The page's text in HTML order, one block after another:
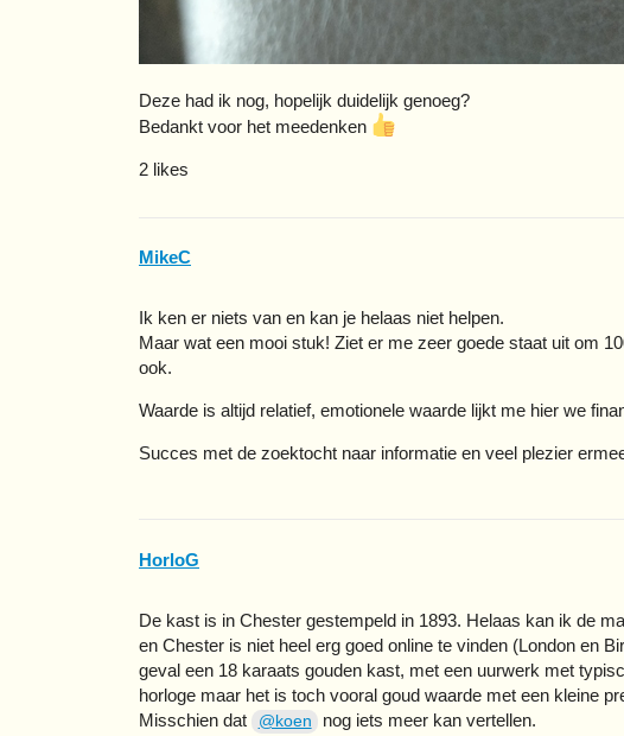
Deze had ik nog, hopelijk duidelijk genoeg?
Bedankt voor het meedenken
2 likes
MikeC
Ik ken er niets van en kan je helaas niet helpen.
Maar wat een mooi stuk! Ziet er me zeer goede staat uit om
ook.
Waarde is altijd relatief, emotionele waarde lijkt me hier we
Succes met de zoektocht naar informatie en veel plezier
HorloG
De kast is in Chester gestempeld in 1893. Helaas kan ik de
en Chester is niet heel erg goed online te vinden (London en
geval een 18 karaats gouden kast, met een uurwerk met
horloge maar het is toch vooral goud waarde met een kleine
Misschien dat
@koen nog iets meer kan vertellen.